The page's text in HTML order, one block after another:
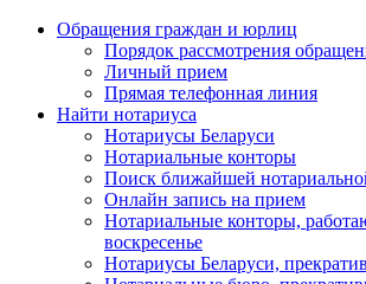
Обращения граждан и юрлиц
Порядок рассмотрения
Личный прием
Прямая телефонная линия
Найти нотариуса
Нотариусы Беларуси
Нотариальные конторы
Поиск ближайшей
Онлайн запись на прием
Нотариальные конторы,
воскресенье
Нотариусы Беларуси,